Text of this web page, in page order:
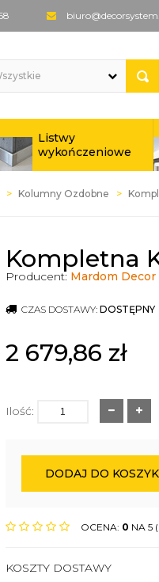
Listwy
wykończeniowe
Kolumny Ozdobne
Kompletna
Producent: Mardom Decor
CZAS DOSTAWY: DOSTĘPNY
2 679,86 zł
Ilość:
DODAJ DO
OCENA: 0 NA 5
KOSZTY DOSTAWY